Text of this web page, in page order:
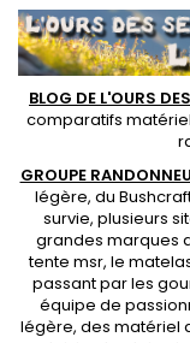
BLOG DE L'OURS
comparatifs
GROUPE
légère, du
survie, plusieurs
grandes marques
tente msr, le
passant par les
équipe de
légère, des matériel